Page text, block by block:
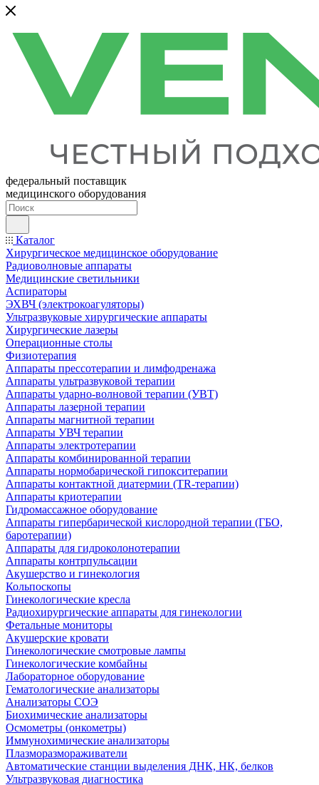
федеральный поставщик
медицинского оборудования
Каталог
Хирургическое медицинское оборудование
Радиоволновые аппараты
Медицинские светильники
Аспираторы
ЭХВЧ (электрокоагуляторы)
Ультразвуковые хирургические аппараты
Хирургические лазеры
Операционные столы
Физиотерапия
Аппараты прессотерапии и лимфодренажа
Аппараты ультразвуковой терапии
Аппараты ударно-волновой терапии (УВТ)
Аппараты лазерной терапии
Аппараты магнитной терапии
Аппараты УВЧ терапии
Аппараты электротерапии
Аппараты комбинированной терапии
Аппараты нормобарической гипокситерапии
Аппараты контактной диатермии (TR-терапии)
Аппараты криотерапии
Гидромассажное оборудование
Аппараты гипербарической кислородной терапии (ГБО,
баротерапии)
Аппараты для гидроколонотерапии
Аппараты контрпульсации
Акушерство и гинекология
Кольпоскопы
Гинекологические кресла
Радиохирургические аппараты для гинекологии
Фетальные мониторы
Акушерские кровати
Гинекологические смотровые лампы
Гинекологические комбайны
Лабораторное оборудование
Гематологические анализаторы
Анализаторы СОЭ
Биохимические анализаторы
Осмометры (онкометры)
Иммунохимические анализаторы
Плазморазмораживатели
Автоматические станции выделения ДНК, НК, белков
Ультразвуковая диагностика